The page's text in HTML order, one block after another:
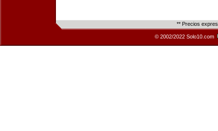
** Precios
© 2002/2022 Solo10.com